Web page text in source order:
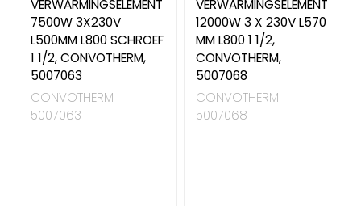
VERWARMINGSELEMENT
7500W 3X230V
L500MM L800 SCHROEF
1 1/2, CONVOTHERM,
5007063
CONVOTHERM
5007063
VERWARMINGSELEMENT
12000W 3 X 230V L570
MM L800 1 1/2,
CONVOTHERM,
5007068
CONVOTHERM
5007068